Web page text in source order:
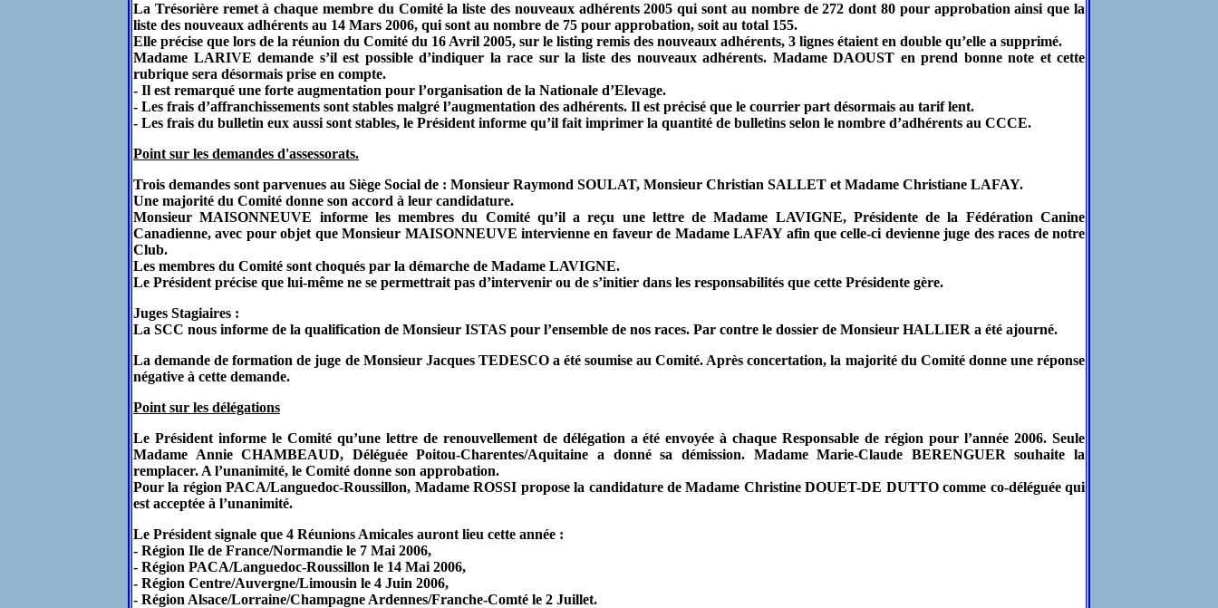
La Trésorière remet à chaque membre du Comité la liste des nouveaux adhérents 2005 qui sont au nombre de 272 dont 80 pour approbation ainsi que la
liste des nouveaux adhérents au 14 Mars 2006, qui sont au nombre de 75 pour approbation, soit au total 155.
Elle précise que lors de la réunion du Comité du 16 Avril 2005, sur le listing remis des nouveaux adhérents, 3 lignes étaient en double qu’elle a supprimé.
Madame LARIVE demande s’il est possible d’indiquer la race sur la liste des nouveaux adhérents. Madame DAOUST en prend bonne note et cette
rubrique sera désormais prise en compte.
- Il est remarqué une forte augmentation pour l’organisation de la Nationale d’Elevage.
- Les frais d’affranchissements sont stables malgré l’augmentation des adhérents. Il est précisé que le courrier part désormais au tarif lent.
- Les frais du bulletin eux aussi sont stables, le Président informe qu’il fait imprimer la quantité de bulletins selon le nombre d’adhérents au CCCE.
Point sur les demandes d'assessorats.
Trois demandes sont parvenues au Siège Social de : Monsieur Raymond SOULAT, Monsieur Christian SALLET et Madame Christiane LAFAY.
Une majorité du Comité donne son accord à leur candidature.
Monsieur MAISONNEUVE informe les membres du Comité qu’il a reçu une lettre de Madame LAVIGNE, Présidente de la Fédération Canine
Canadienne, avec pour objet que Monsieur MAISONNEUVE intervienne en faveur de Madame LAFAY afin que celle-ci devienne juge des races de notre
Club.
Les membres du Comité sont choqués par la démarche de Madame LAVIGNE.
Le Président précise que lui-même ne se permettrait pas d’intervenir ou de s’initier dans les responsabilités que cette Présidente gère.
Juges Stagiaires :
La SCC nous informe de la qualification de Monsieur ISTAS pour l’ensemble de nos races. Par contre le dossier de Monsieur HALLIER a été ajourné.
La demande de formation de juge de Monsieur Jacques TEDESCO a été soumise au Comité. Après concertation, la majorité du Comité donne une réponse
négative à cette demande.
Point sur les délégations
Le Président informe le Comité qu’une lettre de renouvellement de délégation a été envoyée à chaque Responsable de région pour l’année 2006. Seule
Madame Annie CHAMBEAUD, Déléguée Poitou-Charentes/Aquitaine a donné sa démission. Madame Marie-Claude BERENGUER souhaite la
remplacer. A l’unanimité, le Comité donne son approbation.
Pour la région PACA/Languedoc-Roussillon, Madame ROSSI propose la candidature de Madame Christine DOUET-DE DUTTO comme co-déléguée qui
est acceptée à l’unanimité.
Le Président signale que 4 Réunions Amicales auront lieu cette année :
- Région Ile de France/Normandie le 7 Mai 2006,
- Région PACA/Languedoc-Roussillon le 14 Mai 2006,
- Région Centre/Auvergne/Limousin le 4 Juin 2006,
- Région Alsace/Lorraine/Champagne Ardennes/Franche-Comté le 2 Juillet.